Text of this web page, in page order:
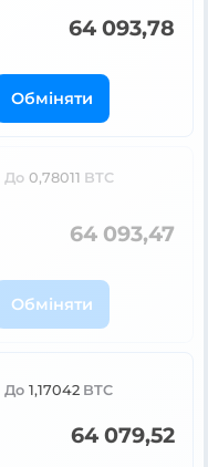
64 093,78
Обміняти
До 0,78011 BTC
64 093,47
Обміняти
До 1,17042 BTC
64 079,52